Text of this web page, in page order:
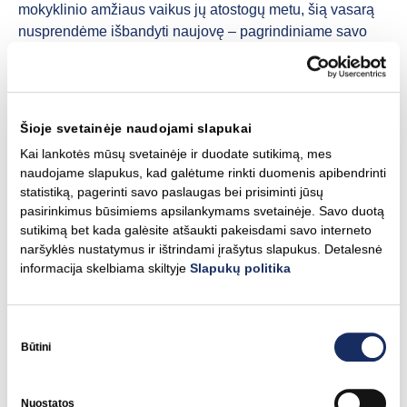
Šioje svetainėje naudojami slapukai
Kai lankotės mūsų svetainėje ir duodate sutikimą, mes
naudojame slapukus, kad galėtume rinkti duomenis apibendrinti
statistiką, pagerinti savo paslaugas bei prisiminti jūsų
pasirinkimus būsimiems apsilankymams svetainėje. Savo duotą
sutikimą bet kada galėsite atšaukti pakeisdami savo interneto
naršyklės nustatymus ir ištrindami įrašytus slapukus. Detalesnė
informacija skelbiama skiltyjeSlapukų politika
pasirinkimas
Būtini
Nuostatos
mokyklinio amžiaus vaikus jų atostogų metu, šią vasarą
nusprendėme išbandyti naujovę – pagrindiniame savo
biure pirmą kartą atidarėme ir dalinai finansavome
savaitinę vaikų dienos stovyklą, kurios metu vyko
programavimo užsiėmimai, sporto veiklos, ekskursijos ir
kiti užsiėmimai darbuotojų vaikams. Sulaukusi teigiamų
įvertinimų, stovykla bus organizuojama ir kitąmet.
Rugpjūtis
Įvedėme taisyklę, kad darbuotojus samdantys vadovai,
prieš pradėdami kiekvieną darbuotojų atranką, privalo
asmeniškai vidinėje Grupės atrankų valdymo sistemoje
vienodus atrankos kriterijus ir laikytis lygių galimybių
principų, išdėstytų Grupės Lygių galimybių ir įvairovės
politikoje. Nesutikus įsipareigoti, darbuotojų atranka nėra